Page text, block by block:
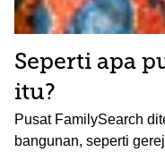
Seperti apa
itu?
Pusat FamilySearch
bangunan, seperti